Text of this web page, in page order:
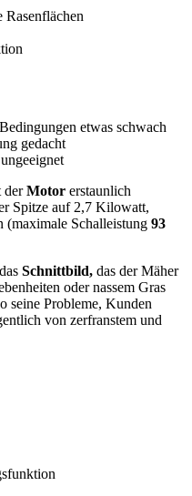
etwas schwach
gedacht
derMotor erstaunlich
Spitze auf 2,7 Kilowatt,
(maximale Schalleistung 93
Schnittbild, das der Mäher
oder nassem Gras
seine Probleme, Kunden
von zerfranstem und